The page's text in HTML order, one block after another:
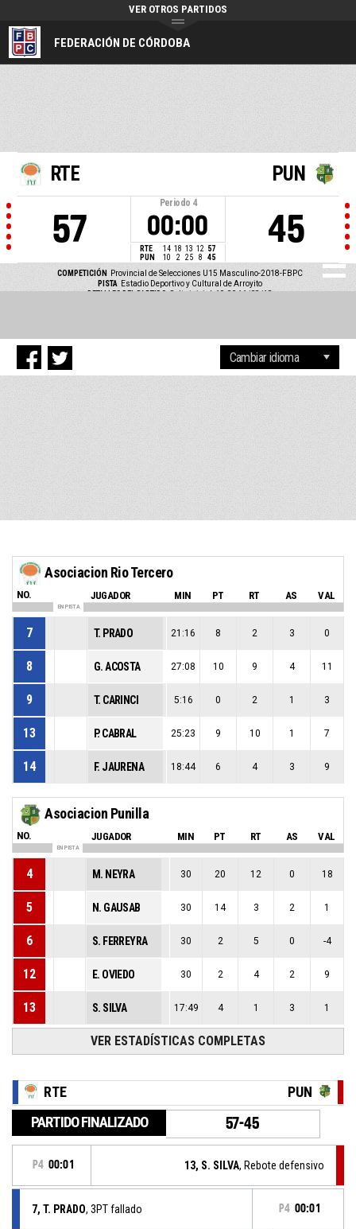
FEDERACIÓN DE CÓRDOBA
VER OTROS PARTIDOS
RTE
57
Periodo 4
00:00
RTE 14 18 13 12 57
PUN
10 2 25 8 45
PUN
45
COMPETICIÓN
Provincial de Selecciones U15 Masculino-2018-FBPC
PISTA
Estadio Deportivo y Cultural de Arroyito
DETALLES DEL PARTIDO Salto inicial: 19:00 11/08/18
Asociacion Rio Tercero
NO. JUGADOR MIN PT RT AS VAL
EN PISTA
7 T. PRADO 21:16 8 2 3 0
8 G. ACOSTA 27:08 10 9 4 11
9 T. CARINCI 5:16 0 2 1 3
13 P. CABRAL 25:23 9 10 1 7
14 F. JAURENA 18:44 6 4 3 9
Asociacion Punilla
NO. JUGADOR MIN PT RT AS VAL
EN PISTA
4 M. NEYRA 30 20 12 0 18
5 N. GAUSAB 30 14 3 2 1
6 S. FERREYRA 30 2 5 0 -4
12 E. OVIEDO 30 2 4 2 9
13 S. SILVA 17:49 4 1 3 1
VER ESTADÍSTICAS COMPLETAS
RTE PUN
PARTIDO FINALIZADO 57-45
P4 00:01 13, S. SILVA, Rebote defensivo
7, T. PRADO, 3PT fallado P4 00:01